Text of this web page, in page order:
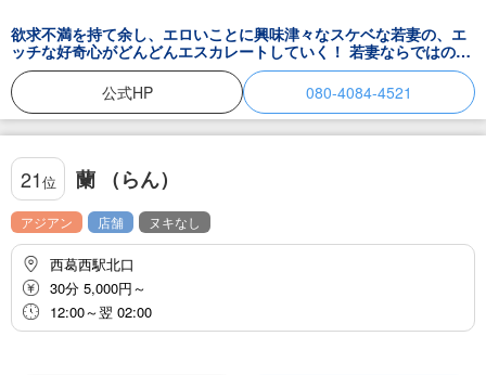
欲求不満を持て余し、エロいことに興味津々なスケベな若妻の、エ
ッチな好奇心がどんどんエスカレートしていく！ 若妻ならではの独
特なフェロモンに、甘美な時間は日常を忘れさせ、時間を忘れ、我
を忘れ・・・極上のひとときを味わうことが出来る事をお約束いた
します！！
公式HP 080-4084-4521
21位 蘭 （らん）
アジアン 店舗 ヌキなし
西葛西駅北口
30分 5,000円～
12:00～翌 02:00